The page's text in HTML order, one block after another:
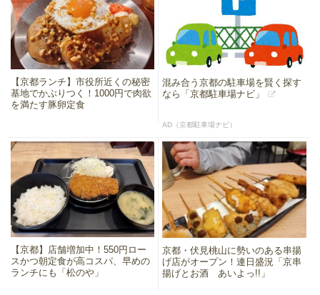
【京都ランチ】市役所近くの秘密
基地でかぶりつく！1000円で肉欲
を満たす豚卵定食
混み合う京都の駐車場を賢く探す
なら「京都駐車場ナビ」
AD（京都駐車場ナビ）
【京都】店舗増加中！550円ロー
スかつ朝定食が高コスパ、早めの
ランチにも「松のや」
京都・伏見桃山に勢いのある串揚
げ店がオープン！連日盛況「京串
揚げとお酒 あいよっ!!」